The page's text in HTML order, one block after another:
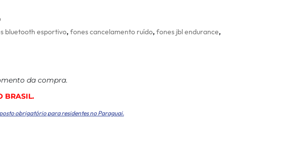
bluetooth esportivo,fones cancelamento ruído,fones jbl endurance,
da compra.
BRASIL.
obrigatório para residentes no Paraguai.